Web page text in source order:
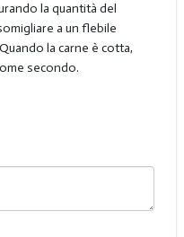
la quantità del
a un flebile
la carne è cotta,
secondo.